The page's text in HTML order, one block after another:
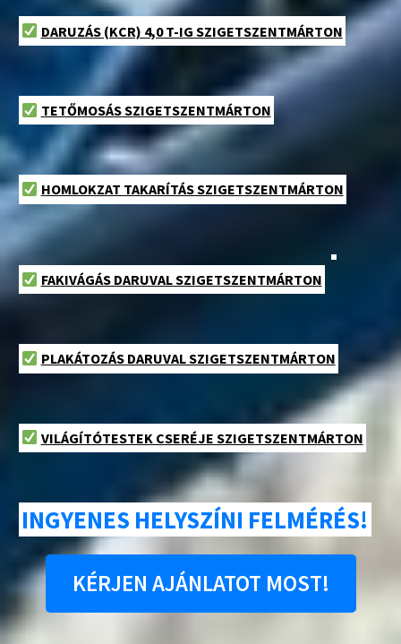
DARUZÁS (KCR) 4,0 T-IG SZIGETSZENTMÁRTON
TETŐMOSÁS SZIGETSZENTMÁRTON
HOMLOKZAT TAKARÍTÁS SZIGETSZENTMÁRTON
FAKIVÁGÁS DARUVAL SZIGETSZENTMÁRTON
PLAKÁTOZÁS DARUVAL SZIGETSZENTMÁRTON
VILÁGÍTÓTESTEK CSERÉJE SZIGETSZENTMÁRTON
INGYENES HELYSZÍNI FELMÉRÉS!
KÉRJEN AJÁNLATOT MOST!